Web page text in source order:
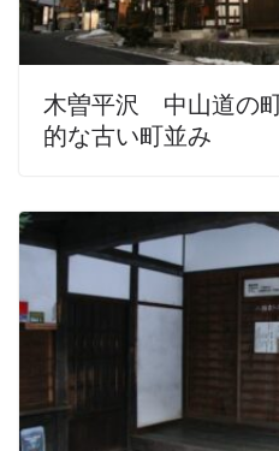
木曽平沢 中山道の
的な古い町並み